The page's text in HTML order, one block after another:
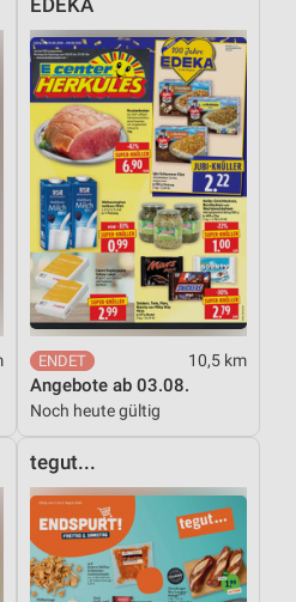
EDEKA
10,5 km
Angebote ab 03.08.
Noch heute gültig
tegut...